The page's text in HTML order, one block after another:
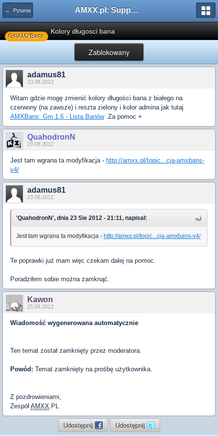
← Pytania AMXX.pl: Support AMX Mod X i SourceMod
GmAMXBans
Kolory długosci bana
Zablokowany
adamus81
23.08.2012
Witam gdzie mogę zmienić kolory długości bana z białego na
czerwony (na zawsze) i reszta zielony i kolor admina jak tutaj
AMXBans: Gm 1.6 - Lista Banów.Za pomoc +
QuahodronN
23.08.2012
Jest tam wgrana ta modyfikacja - http://amxx.pl/topic...cja-amxbans-
v4/
adamus81
23.08.2012
'QuahodronN', dnia 23 Sie 2012 - 21:11, napisał:
Jest tam wgrana ta modyfikacja - http://amxx.pl/topic...cja-amxbans-v4/
Te poprawki już mam więc czekam dalej na pomoc.
Poradziłem sobie można zamknąć.
Kawon
25.08.2012
Wiadomość wygenerowana automatycznie
Ten temat został zamknięty przez moderatora.
Powód: Temat zamknięty na prośbę użytkownika.
Z pozdrowieniami,
Zespół AMXX.PL
Udostępnij Udostępnij